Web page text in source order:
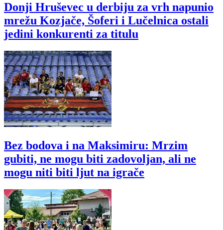
Donji Hruševec u derbiju za vrh napunio
mrežu Kozjače, Šoferi i Lučelnica ostali
jedini konkurenti za titulu
Bez bodova i na Maksimiru: Mrzim
gubiti, ne mogu biti zadovoljan, ali ne
mogu niti biti ljut na igrače